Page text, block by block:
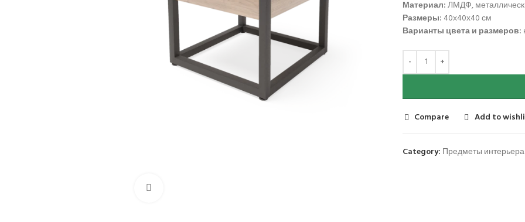
Материал:ЛМДФ,
Размеры: 40х40х40 см
Варианты цвета и размеров:
Compare Add to
Category: Предметы интерьера